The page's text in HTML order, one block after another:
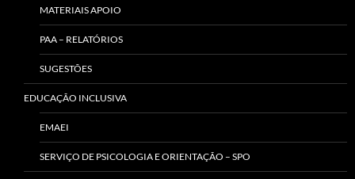
MATERIAIS APOIO
PAA – RELATÓRIOS
SUGESTÕES
EDUCAÇÃO INCLUSIVA
EMAEI
SERVIÇO DE PSICOLOGIA E ORIENTAÇÃO – SPO